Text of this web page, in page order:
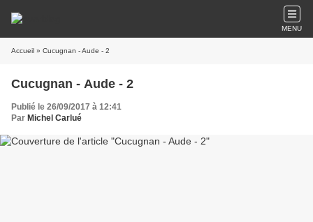
MENU
Accueil » Cucugnan - Aude - 2
Cucugnan - Aude - 2
Publié le 26/09/2017 à 12:41
Par Michel Carlué